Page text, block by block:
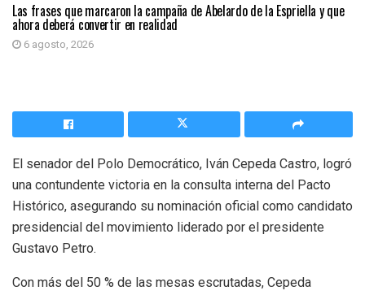
Las frases que marcaron la campaña de Abelardo de la Espriella y que
ahora deberá convertir en realidad
6 agosto, 2026
El senador del Polo Democrático, Iván Cepeda Castro, logró
una contundente victoria en la consulta interna del Pacto
Histórico, asegurando su nominación oficial como candidato
presidencial del movimiento liderado por el presidente
Gustavo Petro.
Con más del 50 % de las mesas escrutadas, Cepeda